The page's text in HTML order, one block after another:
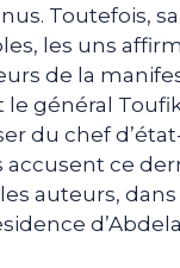
Toutefois,
les uns
de la
le général
du chef
accusent ce
auteurs,